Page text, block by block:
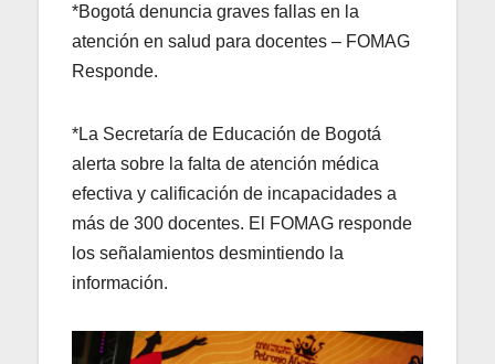
*Bogotá denuncia graves fallas en la
atención en salud para docentes – FOMAG
Responde.
*La Secretaría de Educación de Bogotá
alerta sobre la falta de atención médica
efectiva y calificación de incapacidades a
más de 300 docentes. El FOMAG responde
los señalamientos desmintiendo la
información.